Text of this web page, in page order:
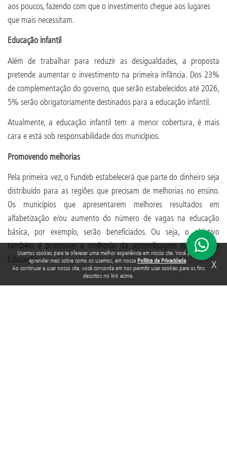
Usamos cookies para te oferecer uma melhor experiência em nosso site. Você pode
aprender mais sobre como os usamos, em nossa Política de Privacidade.
Ao continuar a usar nosso site, você concorda em nos permitir usar cookies para os fins
descritos no link acima.
X
aos poucos, fazendo com que o investimento chegue aos lugares
que mais necessitam.
Educação infantil
Além de trabalhar para reduzir as desigualdades, a proposta
pretende aumentar o investimento na primeira infância. Dos 23%
de complementação do governo, que serão estabelecidos até 2026,
5% serão obrigatoriamente destinados para a educação infantil.
Atualmente, a educação infantil tem a menor cobertura, é mais
cara e está sob responsabilidade dos municípios.
Promovendo melhorias
Pela primeira vez, o Fundeb estabelecerá que parte do dinheiro seja
distribuído para as regiões que precisam de melhorias no ensino.
Os municípios que apresentarem melhores resultados em
alfabetização e/ou aumento do número de vagas na educação
básica, por exemplo, serão beneficiados. Ou seja, o objetivo
também é promover a melhoria da aprendizagem na área da
Educação.